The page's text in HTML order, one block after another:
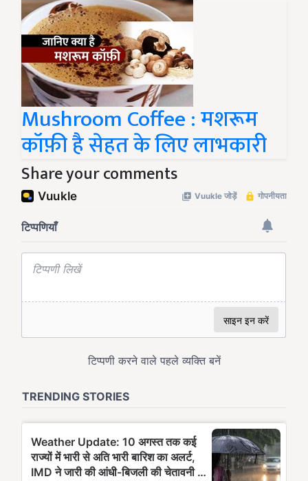
Mushroom Coffee : मशरूम
कॉफ़ी है सेहत के लिए लाभकारी
Share your comments